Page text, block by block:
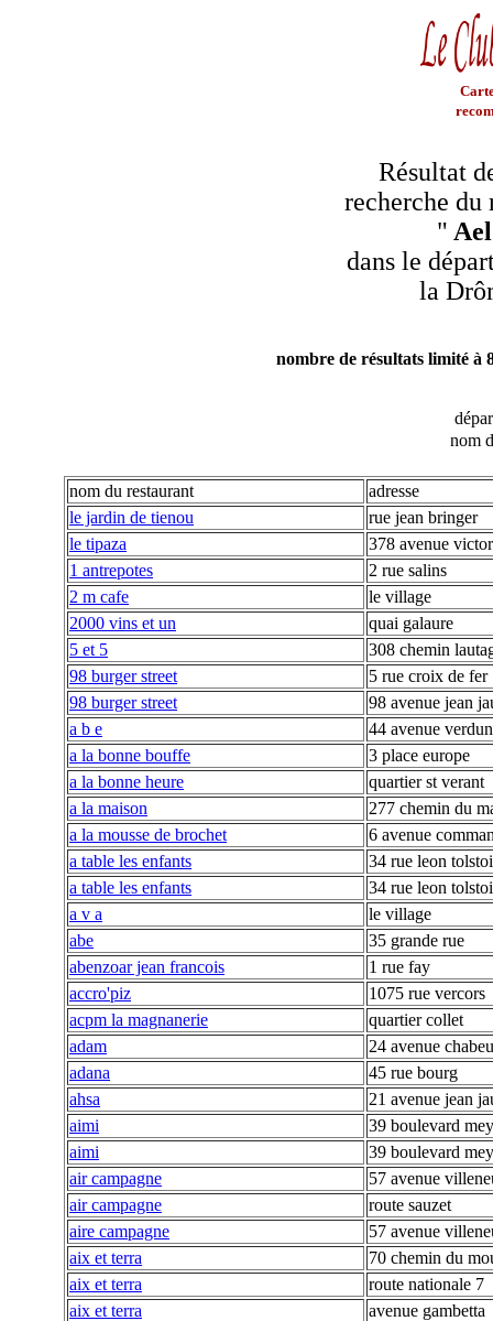
Résultat
recherche du
" Ael
dans le
la
nombre de résultats limité à
nom
nom du restaurant
adresse
le jardin de tienou
rue jean bringer
le tipaza
378 avenue
1 antrepotes
2 rue salins
2 m cafe
le village
2000 vins et un
quai galaure
5 et 5
308 chemin
98 burger street
5 rue croix de fer
98 burger street
98 avenue jean
a b e
44 avenue verdun
a la bonne bouffe
3 place europe
a la bonne heure
quartier st verant
a la maison
277 chemin du
a la mousse de brochet
6 avenue
a table les enfants
34 rue leon tolstoi
a table les enfants
34 rue leon tolstoi
a v a
le village
abe
35 grande rue
abenzoar jean francois
1 rue fay
accro'piz
1075 rue vercors
acpm la magnanerie
quartier collet
adam
24 avenue
adana
45 rue bourg
ahsa
21 avenue jean
aimi
39 boulevard
aimi
39 boulevard
air campagne
57 avenue
air campagne
route sauzet
aire campagne
57 avenue
aix et terra
70 chemin du
aix et terra
route nationale 7
aix et terra
avenue gambetta